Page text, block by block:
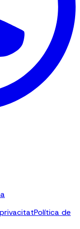
Política de